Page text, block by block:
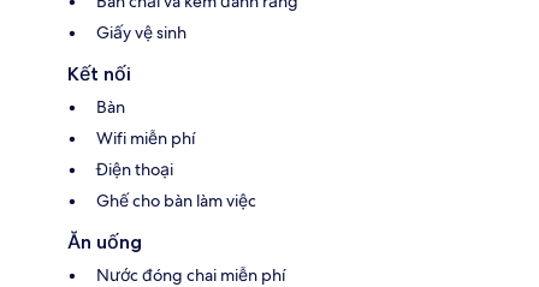
Giấy vệ sinh
Kết nối
Bàn
Wifi miễn phí
Điện thoại
Ghế cho bàn làm việc
Ăn uống
Nước đóng chai miễn phí